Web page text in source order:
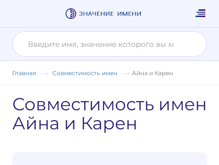
Главная Совместимость имен Айна и Карен
Совместимость имен
Айна и Карен